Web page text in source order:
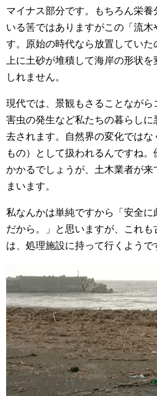
マイナス部分です。もちろん栄
いる筈ではありますがこの「流
す。原始の時代なら放置してい
上に土砂が堆積して海岸の形状
しれません。
現代では、景観もさることなが
害虫の発生など私たちの暮らし
去されます。自然界の変化では
もの）として扱われるんですね
かかるでしょうが、土木業者が来
まいます。
私なんかは単純ですから「安全
だから。」と思いますが、これ
は、処理施設に持って行くようで